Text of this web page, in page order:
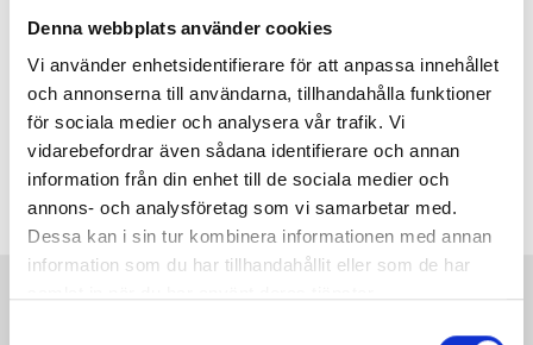
Denna webbplats använder cookies
Vi använder enhetsidentifierare för att anpassa innehållet
och annonserna till användarna, tillhandahålla funktioner
för sociala medier och analysera vår trafik. Vi
vidarebefordrar även sådana identifierare och annan
information från din enhet till de sociala medier och
annons- och analysföretag som vi samarbetar med.
Dessa kan i sin tur kombinera informationen med annan
information som du har tillhandahållit eller som de har
”Berättelsen om fiskargubben måste också berättas”
Den lokala kulturjournalistiken
är ansatt. Arbetarbladets kulturredaktör – tillika
hobbymuseiintendenten – Fredrik Björkman har sitt
motgift klart: Bli läst. Och var inte en snobb. – Vi måste ta
både Shakespeare och Lill-Babs, Lars Norén och
Fiskargubben, på fullt allvar.
Kommentarer
3 kommentarer
Kontakt